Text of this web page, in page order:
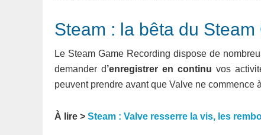
Steam : la bêta du
Le Steam Game Recording dispose de
demander d’enregistrer en continu vos
peuvent prendre avant que Valve ne commence
À lire > Steam : Valve resserre la vis, les